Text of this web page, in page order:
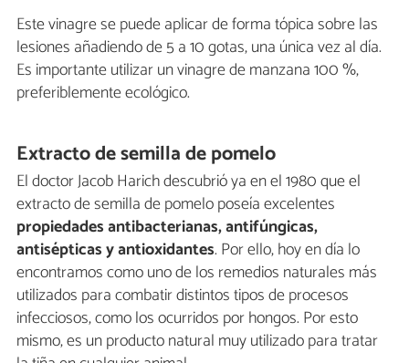
Este vinagre se puede aplicar de forma tópica sobre las
lesiones añadiendo de 5 a 10 gotas, una única vez al día.
Es importante utilizar un vinagre de manzana 100 %,
preferiblemente ecológico.
Extracto de semilla de pomelo
El doctor Jacob Harich descubrió ya en el 1980 que el
extracto de semilla de pomelo poseía excelentes
propiedades antibacterianas, antifúngicas,
antisépticas y antioxidantes. Por ello, hoy en día lo
encontramos como uno de los remedios naturales más
utilizados para combatir distintos tipos de procesos
infecciosos, como los ocurridos por hongos. Por esto
mismo, es un producto natural muy utilizado para tratar